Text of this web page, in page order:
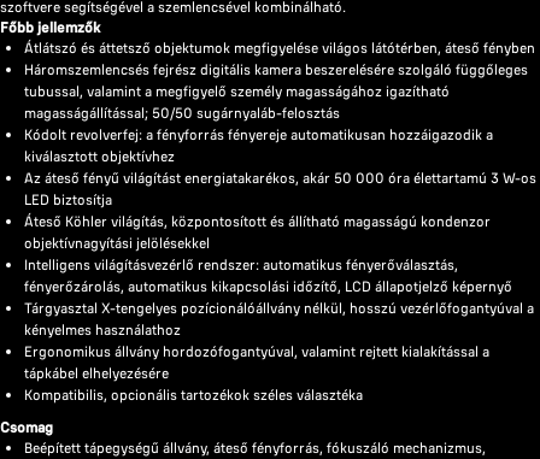
szoftvere segítségével a szemlencsével kombinálható.
Főbb jellemzők
Átlátszó és áttetsző objektumok megfigyelése világos látótérben, áteső fényben
Háromszemlencsés fejrész digitális kamera beszerelésére szolgáló függőleges
tubussal, valamint a megfigyelő személy magasságához igazítható
magasságállítással; 50/50 sugárnyaláb-felosztás
Kódolt revolverfej: a fényforrás fényereje automatikusan hozzáigazodik a
kiválasztott objektívhez
Az áteső fényű világítást energiatakarékos, akár 50 000 óra élettartamú 3 W-os
LED biztosítja
Áteső Köhler világítás, központosított és állítható magasságú kondenzor
objektívnagyítási jelölésekkel
Intelligens világításvezérlő rendszer: automatikus fényerőválasztás,
fényerőzárolás, automatikus kikapcsolási időzítő, LCD állapotjelző képernyő
Tárgyasztal X-tengelyes pozícionálóállvány nélkül, hosszú vezérlőfogantyúval a
kényelmes használathoz
Ergonomikus állvány hordozófogantyúval, valamint rejtett kialakítással a
tápkábel elhelyezésére
Kompatibilis, opcionális tartozékok széles választéka
Csomag
Beépített tápegységű állvány, áteső fényforrás, fókuszáló mechanizmus,